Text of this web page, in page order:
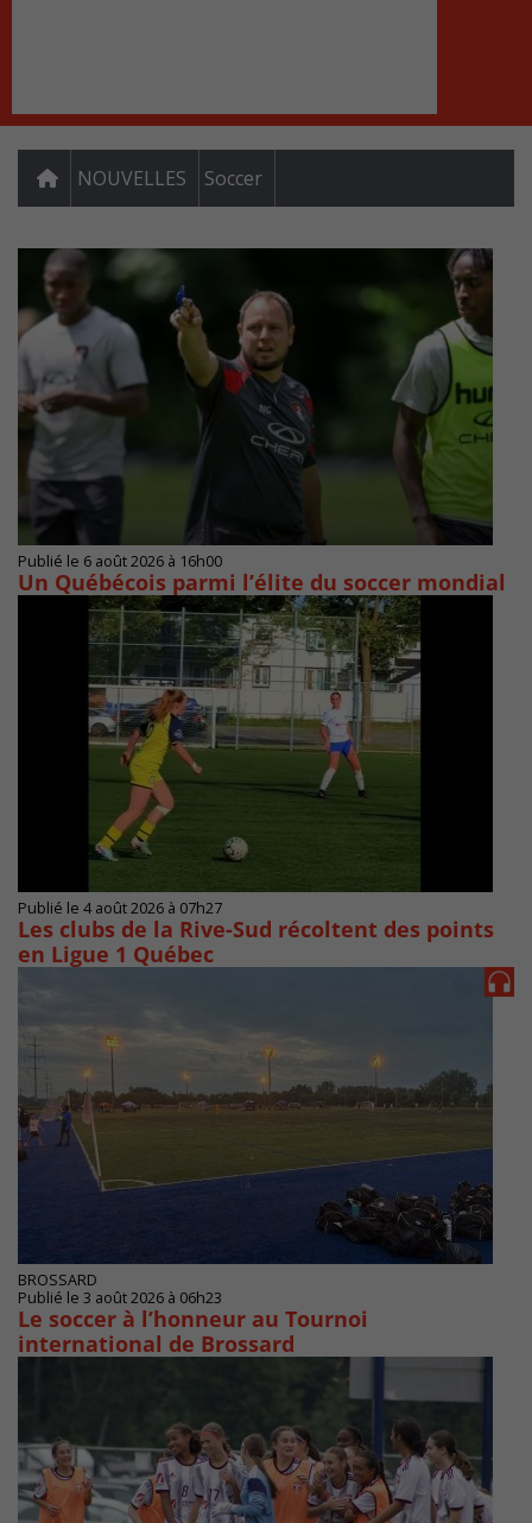
NOUVELLES Soccer
Publié le 6 août 2026 à 16h00
Un Québécois parmi l’élite du soccer mondial
Publié le 4 août 2026 à 07h27
Les clubs de la Rive-Sud récoltent des points
en Ligue 1 Québec
BROSSARD
Publié le 3 août 2026 à 06h23
Le soccer à l’honneur au Tournoi
international de Brossard